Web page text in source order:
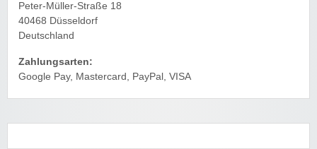
Peter-Müller-Straße 18
40468 Düsseldorf
Deutschland
Zahlungsarten:
Google Pay, Mastercard, PayPal, VISA